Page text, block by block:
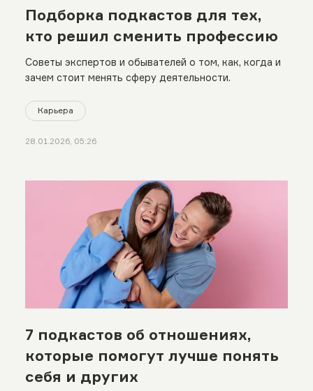
Подборка подкастов для тех,
кто решил сменить профессию
Советы экспертов и обывателей о том, как, когда и
зачем стоит менять сферу деятельности.
Карьера
28.01.2026, 05:26
7 подкастов об отношениях,
которые помогут лучше понять
себя и других